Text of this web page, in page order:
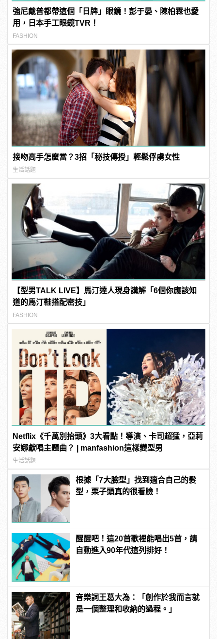
強尼戴普都帶這個「日牌」眼鏡！彭于晏、陳柏霖也愛
用，日本手工眼鏡TVR！
FASHION
接吻高手怎麼當？3招「秘技傳授」輕鬆俘虜女性
生活話題
【型男TALK LIVE】馬汀達人現身講解「6個你應該知
道的馬汀鞋搭配密技」
FASHION
Netflix《千萬別抬頭》3大看點！導演、卡司超猛，亞莉
安娜獻唱主題曲？ | manfashion這樣變型男
生活話題
根據「7大臉型」找到適合自己的髮
型，栗子頭真的很看臉！
醒醒吧！這20首歌裡能唱出5首，請
自動進入90年代這列排好！
音樂詞王葛大為：「創作於我而言就
是一個整理和收納的過程。」